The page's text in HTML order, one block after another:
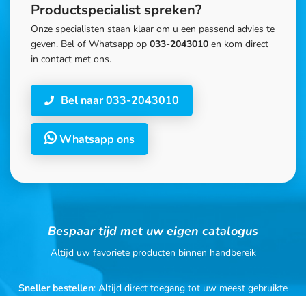
Productspecialist spreken?
Onze specialisten staan klaar om u een passend advies te
geven. Bel of Whatsapp op 033-2043010 en kom direct
in contact met ons.
Bel naar 033-2043010
Whatsapp ons
Bespaar tijd met uw eigen catalogus
Altijd uw favoriete producten binnen handbereik
Sneller bestellen: Altijd direct toegang tot uw meest gebruikte